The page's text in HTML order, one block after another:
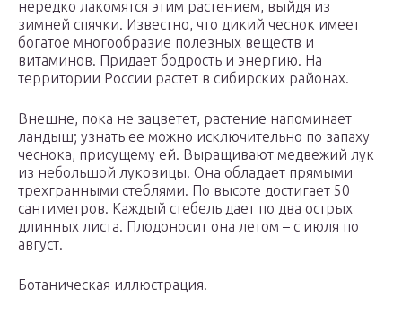
нередко лакомятся этим растением, выйдя из
зимней спячки. Известно, что дикий чеснок имеет
богатое многообразие полезных веществ и
витаминов. Придает бодрость и энергию. На
территории России растет в сибирских районах.
Внешне, пока не зацветет, растение напоминает
ландыш; узнать ее можно исключительно по запаху
чеснока, присущему ей. Выращивают медвежий лук
из небольшой луковицы. Она обладает прямыми
трехгранными стеблями. По высоте достигает 50
сантиметров. Каждый стебель дает по два острых
длинных листа. Плодоносит она летом – с июля по
август.
Ботаническая иллюстрация.